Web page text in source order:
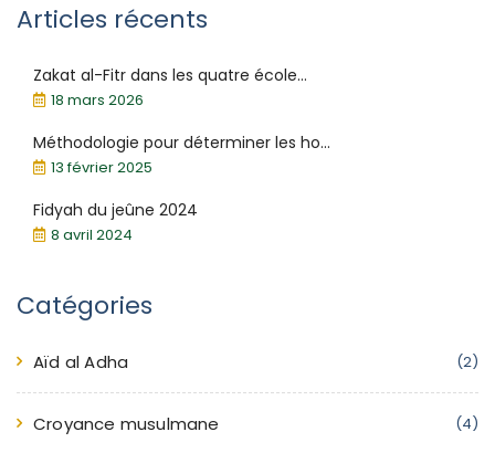
Articles récents
Zakat al-Fitr dans les quatre école...
18 mars 2026
Méthodologie pour déterminer les ho...
13 février 2025
Fidyah du jeûne 2024
8 avril 2024
Catégories
Aïd al Adha (2)
Croyance musulmane (4)